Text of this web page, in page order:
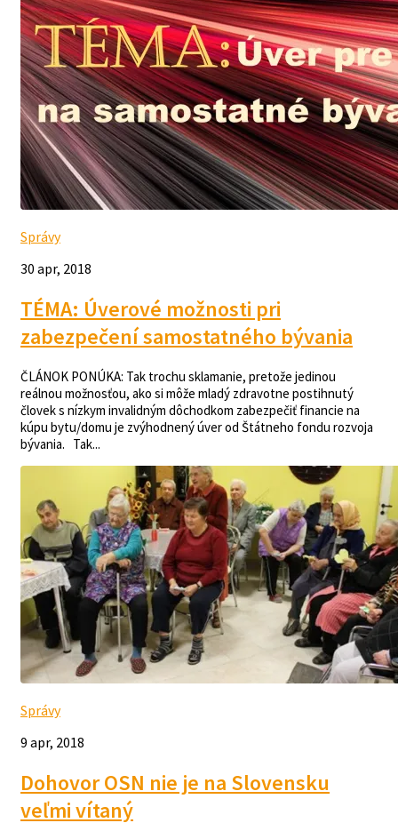
Správy
30 apr, 2018
TÉMA: Úverové možnosti pri
zabezpečení samostatného bývania
ČLÁNOK PONÚKA: Tak trochu sklamanie, pretože jedinou
reálnou možnosťou, ako si môže mladý zdravotne postihnutý
človek s nízkym invalidným dôchodkom zabezpečiť financie na
kúpu bytu/domu je zvýhodnený úver od Štátneho fondu rozvoja
bývania. Tak...
Správy
9 apr, 2018
Dohovor OSN nie je na Slovensku
veľmi vítaný